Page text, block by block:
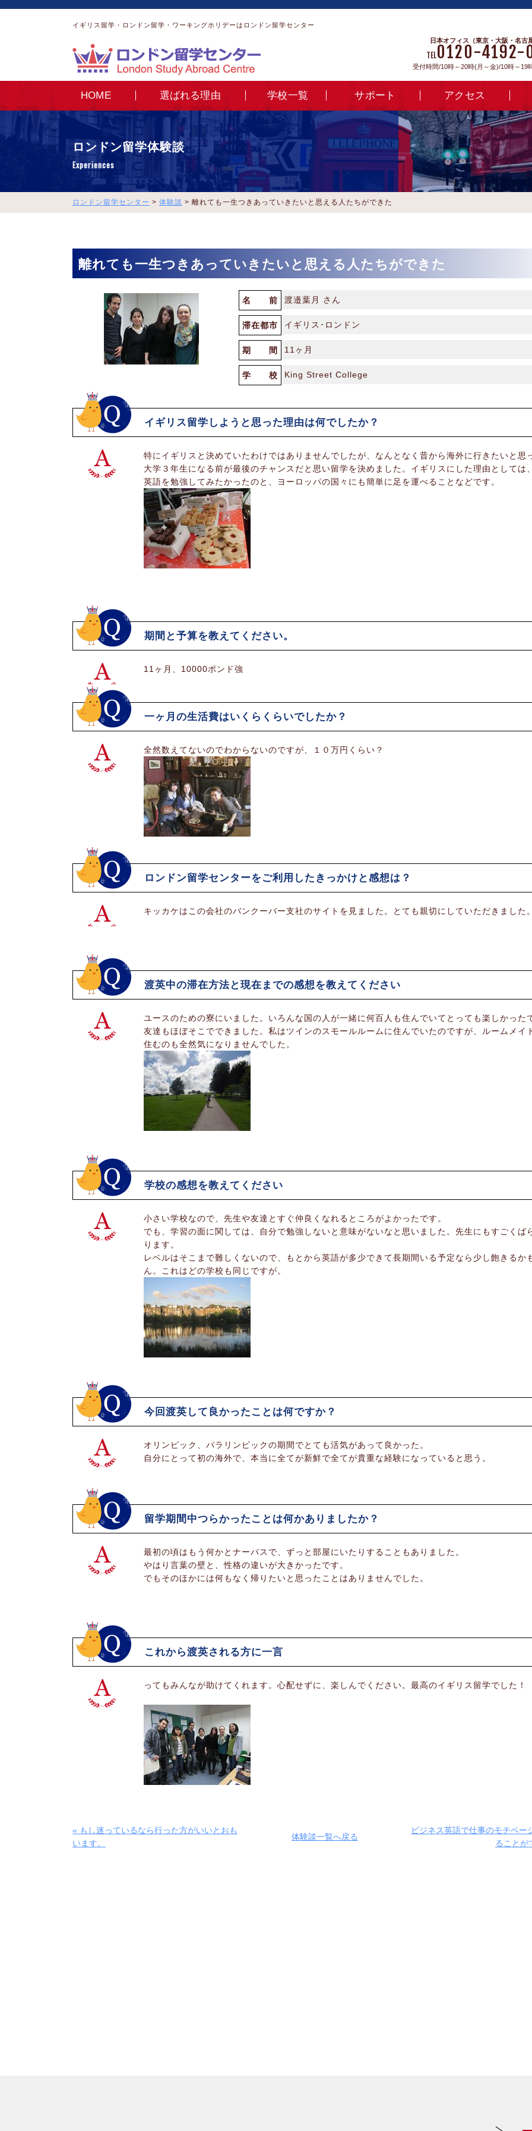
イギリス留学・ロンドン留学・ワーキングホリデーはロンドン留学センター
日本オフィス（東京・大阪・名古
TEL0120-4192-
受付時間/10時～20時(月～金)/10時～19
HOME 選ばれる理由 学校一覧 サポート アクセス
ロンドン留学体験談
Experiences
ロンドン留学センター > 体験談 > 離れても一生つきあっていきたいと思える人たちができた
離れても一生つきあっていきたいと思える人たちができた
名 前 渡邉葉月 さん
滞在都市 イギリス･ロンドン
期 間 11ヶ月
学 校 King Street College
イギリス留学しようと思った理由は何でしたか？
特にイギリスと決めていたわけではありませんでしたが、なんとなく昔から海外に行きたいと思
大学３年生になる前が最後のチャンスだと思い留学を決めました。イギリスにした理由としては
英語を勉強してみたかったのと、ヨーロッパの国々にも簡単に足を運べることなどです。
期間と予算を教えてください。
11ヶ月、10000ポンド強
一ヶ月の生活費はいくらくらいでしたか？
全然数えてないのでわからないのですが、１０万円くらい？
ロンドン留学センターをご利用したきっかけと感想は？
キッカケはこの会社のバンクーバー支社のサイトを見ました。とても親切にしていただきました。
渡英中の滞在方法と現在までの感想を教えてください
ユースのための寮にいました。いろんな国の人が一緒に何百人も住んでいてとっても楽しかった
友達もほぼそこでできました。私はツインのスモールルームに住んでいたのですが、ルームメイ
住むのも全然気になりませんでした。
学校の感想を教えてください
小さい学校なので、先生や友達とすぐ仲良くなれるところがよかったです。
でも、学習の面に関しては、自分で勉強しないと意味がないなと思いました。先生にもすごくば
ります。
レベルはそこまで難しくないので、もとから英語が多少できて長期間いる予定なら少し飽きるか
ん。これはどの学校も同じですが。
今回渡英して良かったことは何ですか？
オリンピック、パラリンピックの期間でとても活気があって良かった。
自分にとって初の海外で、本当に全てが新鮮で全てが貴重な経験になっていると思う。
留学期間中つらかったことは何かありましたか？
最初の頃はもう何かとナーバスで、ずっと部屋にいたりすることもありました。
やはり言葉の壁と、性格の違いが大きかったです。
でもそのほかには何もなく帰りたいと思ったことはありませんでした。
これから渡英される方に一言
ってもみんなが助けてくれます。心配せずに、楽しんでください。最高のイギリス留学でした！
« もし迷っているなら行った方がいいとおも
います。
体験談一覧へ戻る
ビジネス英語で仕事のモチベー
ることが